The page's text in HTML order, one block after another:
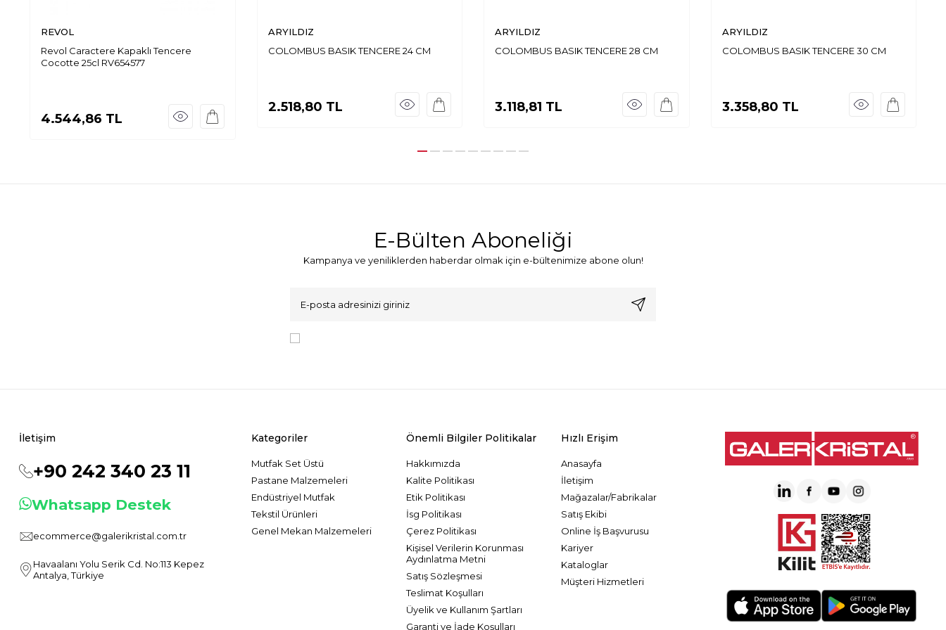
REVOL
Revol Caractere Kapaklı Tencere
Cocotte 25cl RV654577
4.544,86 TL
ARYILDIZ
COLOMBUS BASIK TENCERE 24 CM
2.518,80 TL
ARYILDIZ
COLOMBUS BASIK TENCERE 28 CM
3.118,81 TL
ARYILDIZ
COLOMBUS BASIK TENCERE 30 CM
3.358,80 TL
E-Bülten Aboneliği
Kampanya ve yeniliklerden haberdar olmak için e-bültenimize abone olun!
İletişim
+90 242 340 23 11
Whatsapp Destek
ecommerce@galerikristal.com.tr
Havaalanı Yolu Serik Cd. No:113 Kepez
Antalya, Türkiye
Kategoriler
Mutfak Set Üstü
Pastane Malzemeleri
Endüstriyel Mutfak
Tekstil Ürünleri
Genel Mekan Malzemeleri
Önemli Bilgiler Politikalar
Hakkımızda
Kalite Politikası
Etik Politikası
İsg Politikası
Çerez Politikası
Kişisel Verilerin Korunması
Aydınlatma Metni
Satış Sözleşmesi
Teslimat Koşulları
Üyelik ve Kullanım Şartları
Garanti ve İade Koşulları
Hızlı Erişim
Anasayfa
İletişim
Mağazalar/Fabrikalar
Satış Ekibi
Online İş Başvurusu
Kariyer
Kataloglar
Müşteri Hizmetleri